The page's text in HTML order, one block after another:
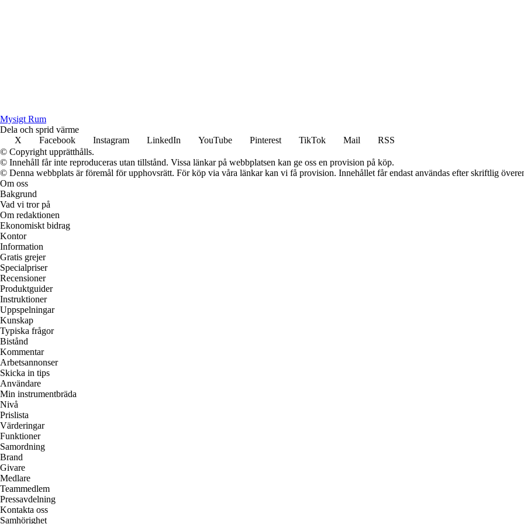
Mysigt Rum
Dela och sprid värme
X
Facebook Instagram LinkedIn YouTube Pinterest TikTok Mail
RSS
© Copyright upprätthålls.
© Innehåll får inte reproduceras utan tillstånd. Vissa länkar på webbplatsen kan ge oss en provision på köp.
© Denna webbplats är föremål för upphovsrätt. För köp via våra länkar kan vi få provision. Innehållet får endast användas efter skriftlig
Om oss
Bakgrund
Vad vi tror på
Om redaktionen
Ekonomiskt bidrag
Kontor
Information
Gratis grejer
Specialpriser
Recensioner
Produktguider
Instruktioner
Uppspelningar
Kunskap
Typiska frågor
Bistånd
Kommentar
Arbetsannonser
Skicka in tips
Användare
Min instrumentbräda
Nivå
Prislista
Värderingar
Funktioner
Samordning
Brand
Givare
Medlare
Teammedlem
Pressavdelning
Kontakta oss
Samhörighet